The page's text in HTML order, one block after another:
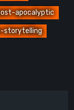
apocalyptic
storytelling